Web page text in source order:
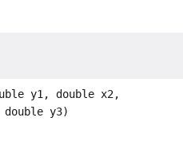
y1, double x2,
y3)